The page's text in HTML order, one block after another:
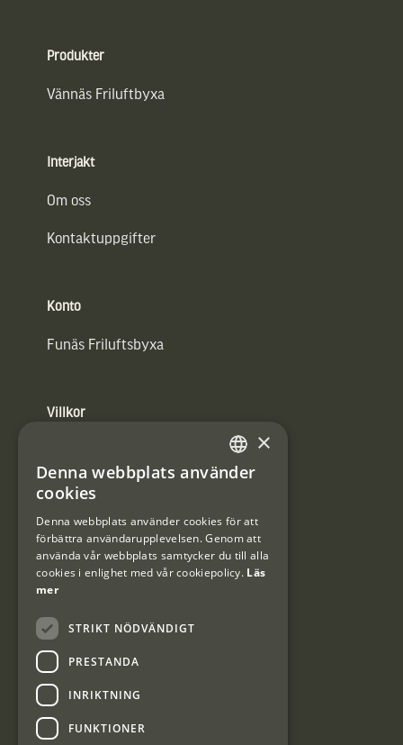
Produkter
Vännäs Friluftbyxa
Interjakt
Om oss
Kontaktuppgifter
Konto
Funäs Friluftsbyxa
Villkor
Användarvillkor
#Interjaktfamily
Kundklubb
Information om kundklubben.
SWEDISH
×
Denna webbplats använder
cookies
Denna webbplats använder cookies för att
förbättra användarupplevelsen. Genom att
använda vår webbplats samtycker du till alla
cookies i enlighet med vår cookiepolicy. Läs
mer
STRIKT NÖDVÄNDIGT
PRESTANDA
INRIKTNING
FUNKTIONER